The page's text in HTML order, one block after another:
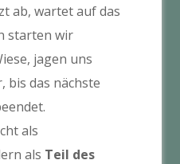
ab, wartet auf das
starten wir
jagen uns
bis das nächste
als
als Teil des